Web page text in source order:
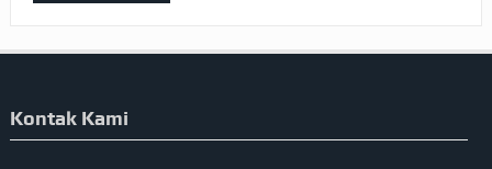
Kontak Kami